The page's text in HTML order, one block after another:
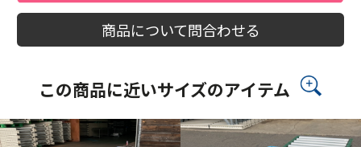
商品について問合わせる
この商品に近いサイズのアイテム